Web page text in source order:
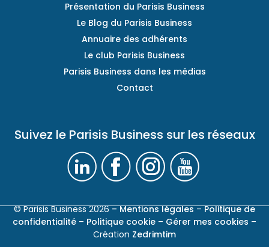
Présentation du Parisis Business
Le Blog du Parisis Business
Annuaire des adhérents
Le club Parisis Business
Parisis Business dans les médias
Contact
Suivez le Parisis Business sur les réseaux
© Parisis Business 2026– Mentions légales–Politique de
confidentialité – Politique cookie – Gérer mes cookies –
Création Zedrimtim